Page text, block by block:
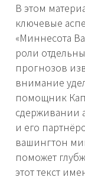
В этом
ключевые
«Миннесота
роли
прогнозов
внимание
помощник
сдерживании
и его
вашингтон
поможет
этот текст